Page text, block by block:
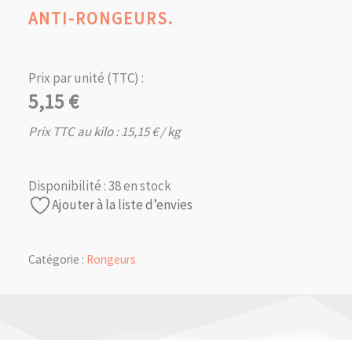
ANTI-RONGEURS.
Prix par unité (TTC) :
5,15€
Prix TTC au kilo :15,15€/ kg
Disponibilité :38 en stock
Ajouter à la liste d’envies
Catégorie : Rongeurs